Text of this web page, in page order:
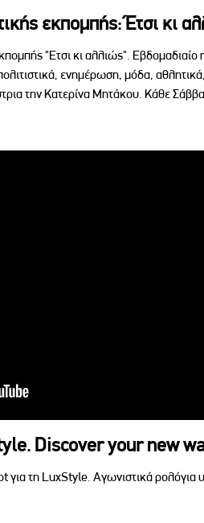
εκπομπής: Έτσι κι
"Ετσι κι αλλιώς".
ενημέρωση, μόδα, αθλητικά,
την Κατερίνα Μητάκου. Κάθε
Discover your new
για τη LuxStyle. Αγωνιστικά ρολόγια